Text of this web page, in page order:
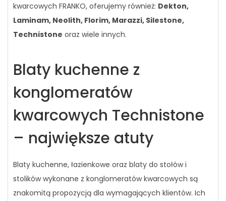
kwarcowych FRANKO, oferujemy również: Dekton,
Laminam, Neolith, Florim, Marazzi, Silestone,
Technistone oraz wiele innych.
Blaty kuchenne z
konglomeratów
kwarcowych Technistone
– największe atuty
Blaty kuchenne, łazienkowe oraz blaty do stołów i
stolików wykonane z konglomeratów kwarcowych są
znakomitą propozycją dla wymagających klientów. Ich